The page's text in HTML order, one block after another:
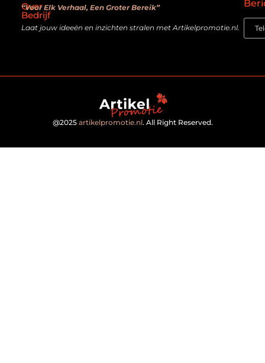
Over
Bedrijf
“Voor Elk Verhaal, Een Groter Bereik”
Laat jouw ideeën en inzichten stralen met Artikelpromotie.nl.
@2025 artikelpromotie.nl. All Right Reserved.